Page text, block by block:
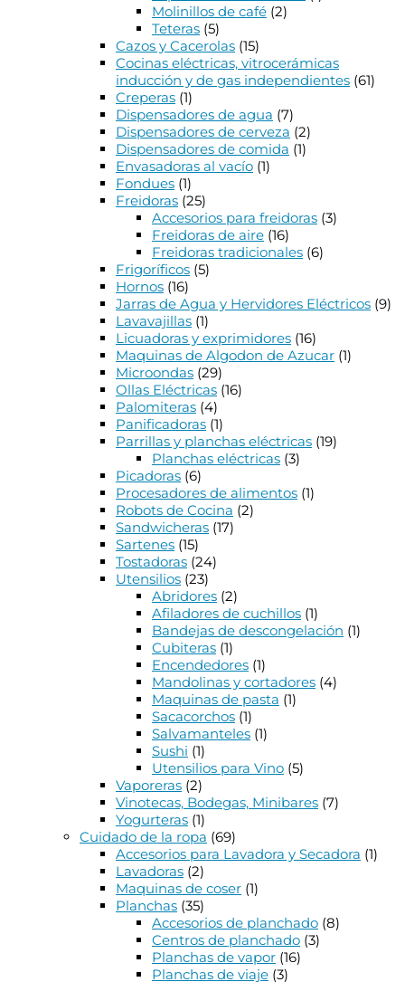
Molinillos de café (2)
Teteras (5)
Cazos y Cacerolas (15)
Cocinas eléctricas, vitrocerámicas
inducción y de gas independientes (61)
Creperas (1)
Dispensadores de agua (7)
Dispensadores de cerveza (2)
Dispensadores de comida (1)
Envasadoras al vacío (1)
Fondues (1)
Freidoras (25)
Accesorios para freidoras (3)
Freidoras de aire (16)
Freidoras tradicionales (6)
Frigoríficos (5)
Hornos (16)
Jarras de Agua y Hervidores Eléctricos (9)
Lavavajillas (1)
Licuadoras y exprimidores (16)
Maquinas de Algodon de Azucar (1)
Microondas (29)
Ollas Eléctricas (16)
Palomiteras (4)
Panificadoras (1)
Parrillas y planchas eléctricas (19)
Planchas eléctricas (3)
Picadoras (6)
Procesadores de alimentos (1)
Robots de Cocina (2)
Sandwicheras (17)
Sartenes (15)
Tostadoras (24)
Utensilios (23)
Abridores (2)
Afiladores de cuchillos (1)
Bandejas de descongelación (1)
Cubiteras (1)
Encendedores (1)
Mandolinas y cortadores (4)
Maquinas de pasta (1)
Sacacorchos (1)
Salvamanteles (1)
Sushi (1)
Utensilios para Vino (5)
Vaporeras (2)
Vinotecas, Bodegas, Minibares (7)
Yogurteras (1)
Cuidado de la ropa (69)
Accesorios para Lavadora y Secadora (1)
Lavadoras (2)
Maquinas de coser (1)
Planchas (35)
Accesorios de planchado (8)
Centros de planchado (3)
Planchas de vapor (16)
Planchas de viaje (3)